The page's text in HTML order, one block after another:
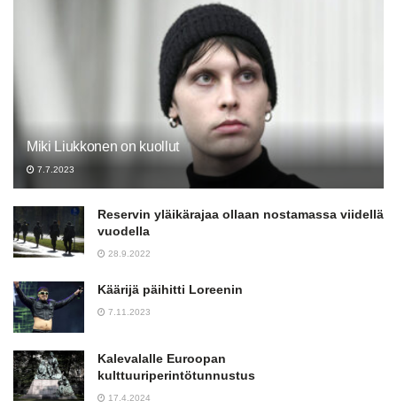
Miki Liukkonen on kuollut
7.7.2023
Reservin yläikärajaa ollaan nostamassa viidellä
vuodella
28.9.2022
Käärijä päihitti Loreenin
7.11.2023
Kalevalalle Euroopan
kulttuuriperintötunnustus
17.4.2024